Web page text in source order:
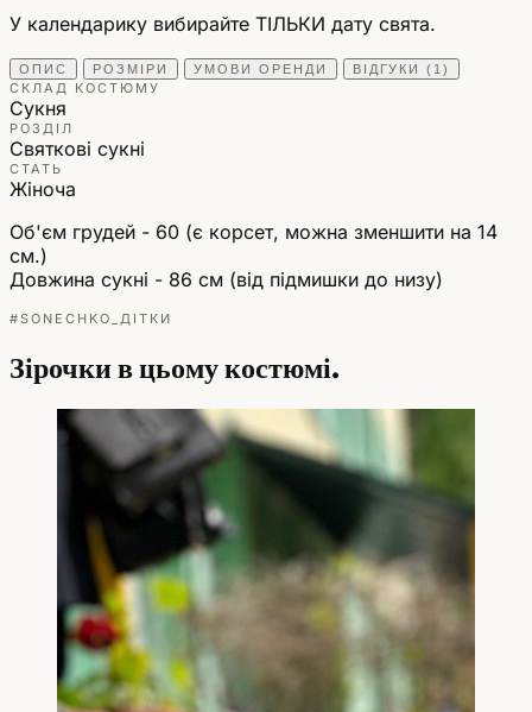
У календарику вибирайте ТІЛЬКИ дату свята.
ОПИС РОЗМІРИ УМОВИ ОРЕНДИ ВІДГУКИ (1)
СКЛАД КОСТЮМУ
Сукня
РОЗДІЛ
Святкові сукні
СТАТЬ
Жіноча
Об'єм грудей - 60 (є корсет, можна зменшити на 14
см.)
Довжина сукні - 86 см (від підмишки до низу)
#SONECHKO_ДІТКИ
Зірочки в цьому костюмі.